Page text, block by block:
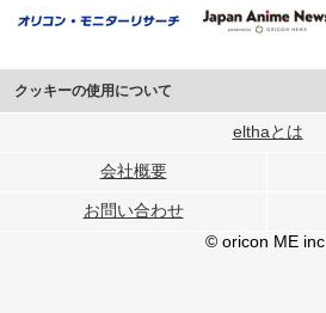
クッキーの使用について
このサイトでは Cookie を使用して、ユーザー
行っています。
メディアや広告配信、データ解析の各パートナ
各パートナーは、この情報とユーザーが各パー
ユーザーが各パートナーのサービスを使用した
elthaとは
会社概要
お問い合わせ
© oricon ME